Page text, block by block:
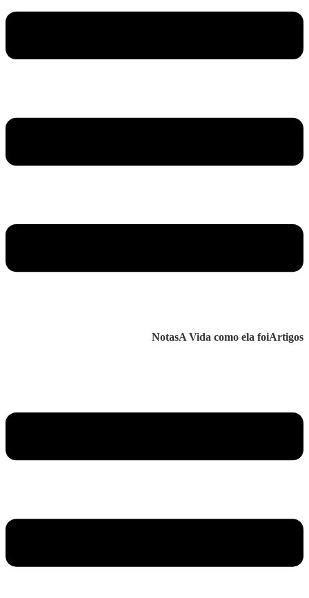
NotasA Vida como ela foiArtigos